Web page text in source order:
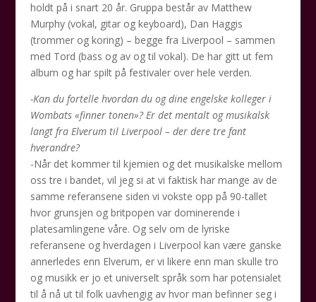
holdt på i snart 20 år. Gruppa består av Matthew
Murphy (vokal, gitar og keyboard), Dan Haggis
(trommer og koring) – begge fra Liverpool – sammen
med Tord (bass og av og til vokal). De har gitt ut fem
album og har spilt på festivaler over hele verden.
-Kan du fortelle hvordan du og dine engelske kolleger i
Wombats «finner tonen»? Er det mentalt og musikalsk
langt fra Elverum til Liverpool – der dere tre fant
hverandre?
-Når det kommer til kjemien og det musikalske mellom
oss tre i bandet, vil jeg si at vi faktisk har mange av de
samme referansene siden vi vokste opp på 90-tallet
hvor grunsjen og britpopen var dominerende i
platesamlingene våre. Og selv om de lyriske
referansene og hverdagen i Liverpool kan være ganske
annerledes enn Elverum, er vi likere enn man skulle tro
og musikk er jo et universelt språk som har potensialet
til å nå ut til folk uavhengig av hvor man befinner seg i